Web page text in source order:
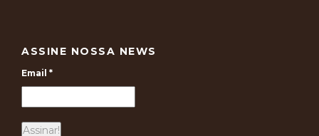
ASSINE NOSSA NEWS
Email *